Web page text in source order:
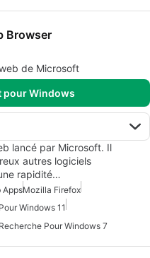
Browser
de Microsoft
pour Windows
lancé par Microsoft. Il
autres logiciels
rapidité…
AppsMozilla Firefox
Windows 11
Pour Windows 7